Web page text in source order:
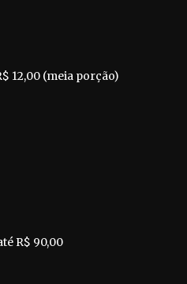
12,00 (meia porção)
R$ 90,00